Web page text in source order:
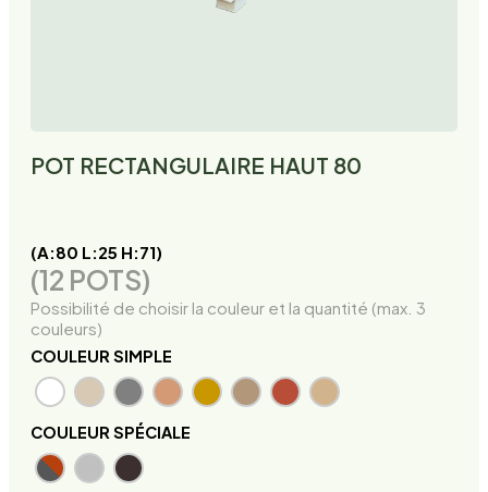
POT RECTANGULAIRE HAUT 80
(A:80 L:25 H:71)
(12 POTS)
Possibilité de choisir la couleur et la quantité (max. 3
couleurs)
COULEUR SIMPLE
COULEUR SPÉCIALE